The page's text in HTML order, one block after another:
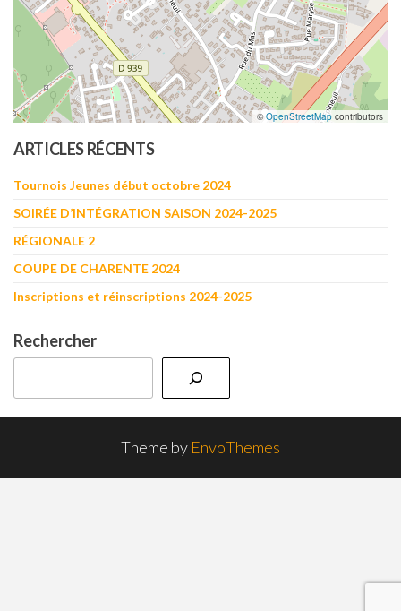
©OpenStreetMap contributors
ARTICLES RÉCENTS
Tournois Jeunes début octobre 2024
SOIRÉE D’INTÉGRATION SAISON 2024-2025
RÉGIONALE 2
COUPE DE CHARENTE 2024
Inscriptions et réinscriptions 2024-2025
Rechercher
Theme by EnvoThemes